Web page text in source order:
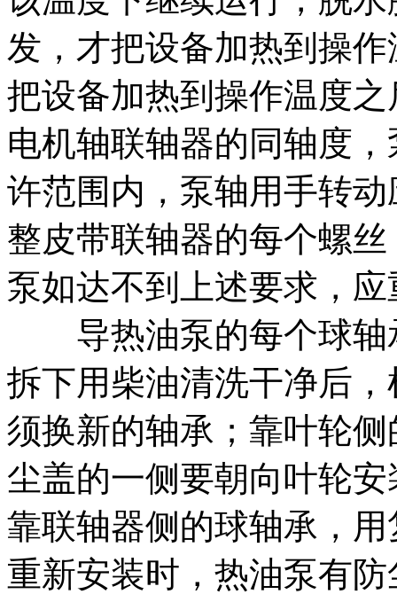
发，才把设备加热到操
把设备加热到操作温度
电机轴联轴器的同轴度
许范围内，泵轴用手转
整皮带联轴器的每个螺
泵如达不到上述要求，
导热油泵的每个球轴
拆下用柴油清洗干净后
须换新的轴承；靠叶轮
尘盖的一侧要朝向叶轮
靠联轴器侧的球轴承，
重新安装时，热油泵有